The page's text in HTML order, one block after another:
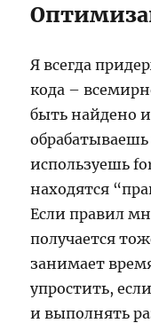
Я всегда
кода –
быть найдено
используешь
находятся
Если правил
получается
занимает
упростить,
и выполнять